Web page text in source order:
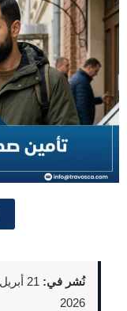
نُشر في:21 أبريل 2026
2026